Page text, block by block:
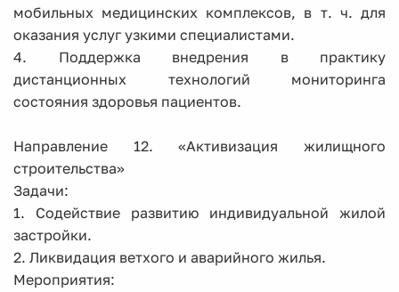
мобильных медицинских комплексов, в т. ч. для
оказания услуг узкими специалистами.
4. Поддержка внедрения в практику
дистанционных технологий мониторинга
состояния здоровья пациентов.
Направление 12. «Активизация жилищного
строительства»
Задачи:
1. Содействие развитию индивидуальной жилой
застройки.
2. Ликвидация ветхого и аварийного жилья.
Мероприятия: